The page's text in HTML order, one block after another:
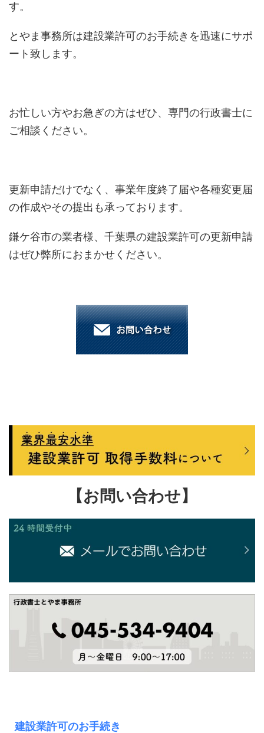
す。
とやま事務所は建設業許可のお手続きを迅速にサポ
ート致します。
お忙しい方やお急ぎの方はぜひ、専門の行政書士に
ご相談ください。
更新申請だけでなく、事業年度終了届や各種変更届
の作成やその提出も承っております。
鎌ケ谷市の業者様、千葉県の建設業許可の更新申請
はぜひ弊所におまかせください。
【お問い合わせ】
建設業許可のお手続き